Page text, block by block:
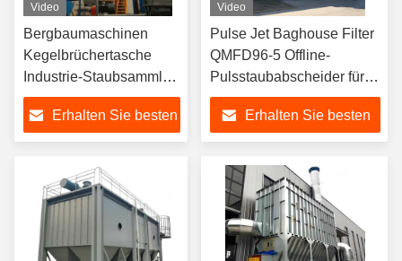
Video
Bergbaumaschinen
Kegelbrüchertasche
Industrie-Staubsammler
Entladestandard
Erhalten Sie besten
Video
Pulse Jet Baghouse Filter
QMFD96-5 Offline-
Pulsstaubabscheider für
die industrielle Luftfiltration
Erhalten Sie besten